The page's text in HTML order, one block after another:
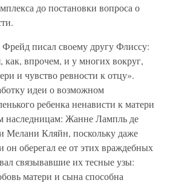
до постановки вопроса о
Фрейд писал своему другу Флиссу:
как, впрочем, и у многих вокруг,
и чувство ревности к отцу».
идеи о возможном
ребенка ненависти к матери
наследницам: Жанне Лампль де
Мелани Кляйн, поскольку даже
оберегал ее от этих враждебных
связывавшие их тесные узы:
матери и сына способна